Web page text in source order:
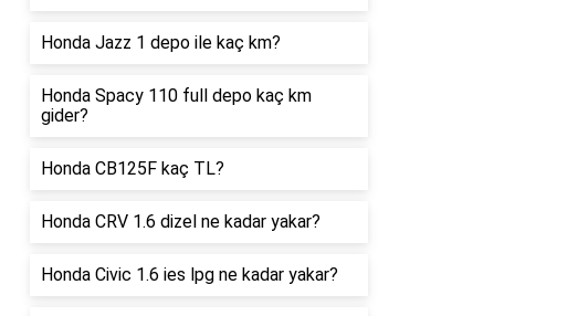
Honda Jazz 1 depo ile kaç km?
Honda Spacy 110 full depo kaç km
gider?
Honda CB125F kaç TL?
Honda CRV 1.6 dizel ne kadar yakar?
Honda Civic 1.6 ies lpg ne kadar yakar?